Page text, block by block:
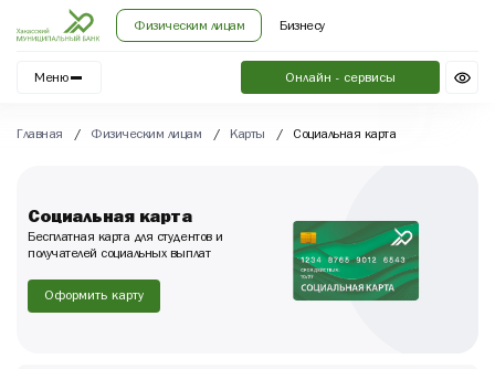
Физическим лицам Бизнесу
Меню Онлайн - сервисы
Главная / Физическим лицам / Карты / Социальная карта
Социальная карта
Бесплатная карта для студентов и
получателей социальных выплат
Оформить карту